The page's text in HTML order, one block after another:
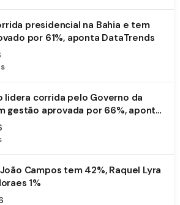
presidencial na Bahia e tem
por 61%, aponta DataTrends
lidera corrida pelo Governo da
gestão aprovada por 66%, aponta
Campos tem 42%, Raquel Lyra
1%